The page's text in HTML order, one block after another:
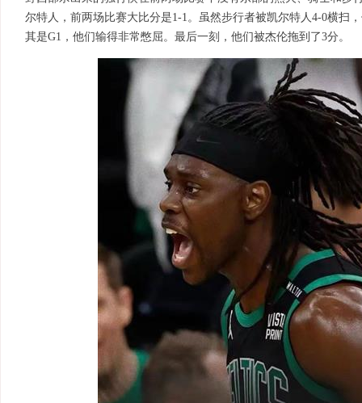
尔特人，前两场比赛大比分是1-1。虽然步行者被凯尔特人4-0横扫
其是G1，他们输得非常憋屈。最后一刻，他们被杰伦拖到了3分。